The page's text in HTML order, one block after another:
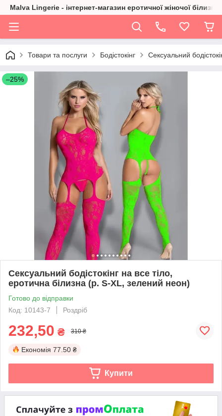
Malva Lingerie - інтернет-магазин еротичної жіночої білизни
Товари та послуги Бодістокінг Сексуальний
–25%
Сексуальний бодістокінг на все тіло,
еротична білизна (р. S-XL, зелений неон)
Готово до відправки
Код: 10143-7
Роздріб
232,50 ₴ 310 ₴
Економія 77.50 ₴
Купити